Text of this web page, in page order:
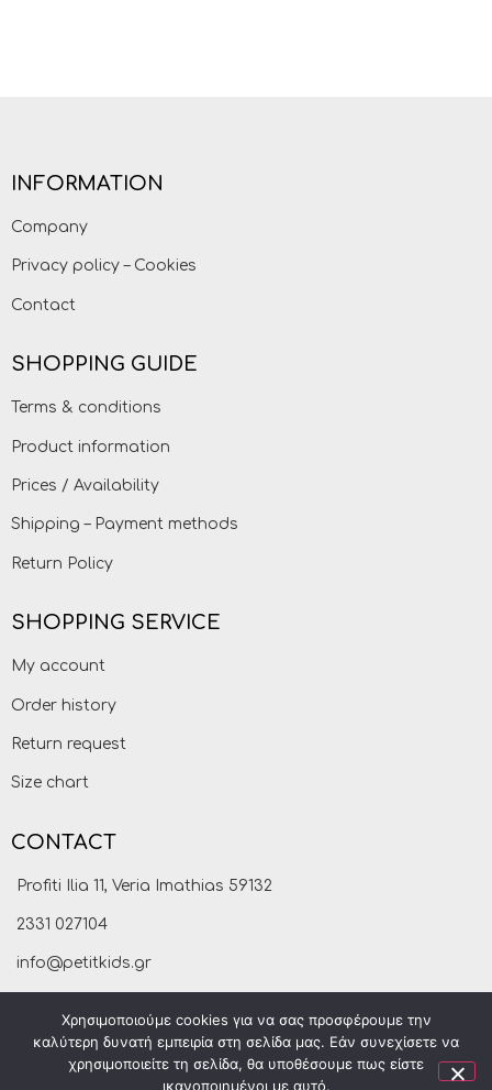
INFORMATION
Company
Privacy policy – Cookies
Contact
SHOPPING GUIDE
Terms & conditions
Product information
Prices / Availability
Shipping – Payment methods
Return Policy
SHOPPING SERVICE
My account
Order history
Return request
Size chart
CONTACT
Profiti Ilia 11, Veria Imathias 59132
2331 027104
info@petitkids.gr
Χρησιμοποιούμε cookies για να σας προσφέρουμε την
καλύτερη δυνατή εμπειρία στη σελίδα μας. Εάν συνεχίσετε να
χρησιμοποιείτε τη σελίδα, θα υποθέσουμε πως είστε
ικανοποιημένοι με αυτό.